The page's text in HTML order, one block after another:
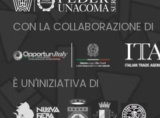
CON LA COLLABORAZIONE DI
È UN'INIZIATIVA DI